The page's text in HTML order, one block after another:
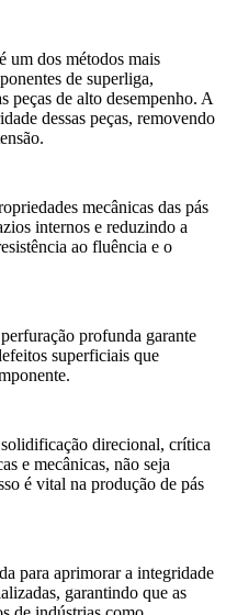
é um dos métodos mais
de superliga,
peças de alto desempenho. A
dessas peças, removendo
mecânicas das pás
internos e reduzindo a
ao fluência e o
profunda garante
superficiais que
direcional, crítica
e mecânicas, não seja
é vital na produção de pás
para aprimorar a integridade
garantindo que as